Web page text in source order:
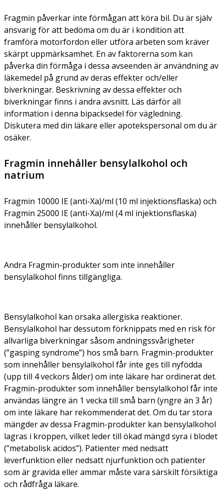
Fragmin påverkar inte förmågan att köra bil. Du är själv
ansvarig för att bedöma om du är i kondition att
framföra motorfordon eller utföra arbeten som kräver
skärpt uppmärksamhet. En av faktorerna som kan
påverka din förmåga i dessa avseenden är användning av
läkemedel på grund av deras effekter och/eller
biverkningar. Beskrivning av dessa effekter och
biverkningar finns i andra avsnitt. Läs därför all
information i denna bipacksedel för vägledning.
Diskutera med din läkare eller apotekspersonal om du är
osäker.
Fragmin innehåller bensylalkohol och
natrium
Fragmin 10000 IE (anti-Xa)/ml (10 ml injektionsflaska) och
Fragmin 25000 IE (anti-Xa)/ml (4 ml injektionsflaska)
innehåller bensylalkohol.
Andra Fragmin-produkter som inte innehåller
bensylalkohol finns tillgängliga.
Bensylalkohol kan orsaka allergiska reaktioner.
Bensylalkohol har dessutom förknippats med en risk för
allvarliga biverkningar såsom andningssvårigheter
(”gasping syndrome”) hos små barn. Fragmin-produkter
som innehåller bensylalkohol får inte ges till nyfödda
(upp till 4 veckors ålder) om inte läkare har ordinerat det.
Fragmin-produkter som innehåller bensylalkohol får inte
användas längre än 1 vecka till små barn (yngre än 3 år)
om inte läkare har rekommenderat det. Om du tar stora
mängder av dessa Fragmin-produkter kan bensylalkohol
lagras i kroppen, vilket leder till ökad mängd syra i blodet
(”metabolisk acidos”). Patienter med nedsatt
leverfunktion eller nedsatt njurfunktion och patienter
som är gravida eller ammar måste vara särskilt försiktiga
och rådfråga läkare.